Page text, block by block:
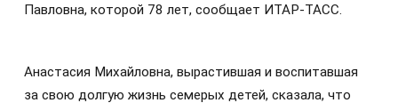
Павловна, которой 78 лет, сообщает ИТАР-ТАСС.
Анастасия Михайловна, вырастившая и воспитавшая
за свою долгую жизнь семерых детей, сказала, что